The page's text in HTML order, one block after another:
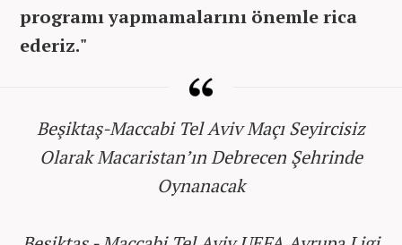
programı yapmamalarını önemle rica
ederiz."
Beşiktaş-Maccabi Tel Aviv Maçı Seyircisiz
Olarak Macaristan’ın Debrecen Şehrinde
Oynanacak